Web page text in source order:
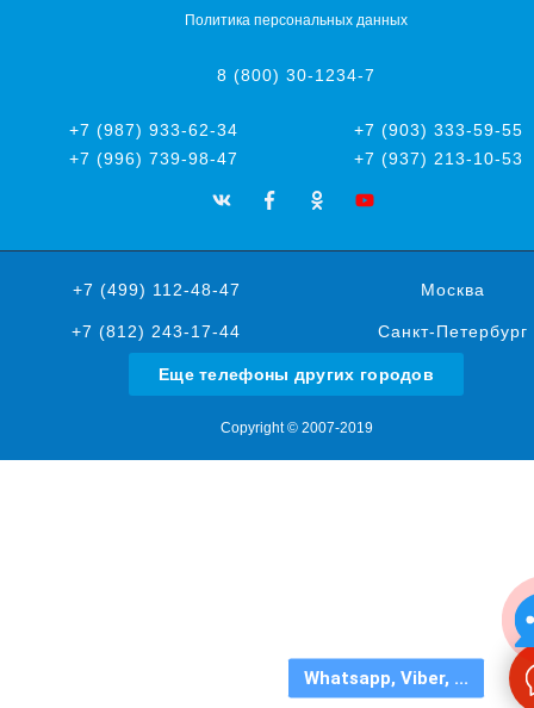
Whatsapp, Viber, ...
Политика персональных данных
8 (800) 30-1234-7
+7 (987) 933-62-34
+7 (903) 333-59-55
+7 (996) 739-98-47
+7 (937) 213-10-53
+7 (499) 112-48-47 Москва
+7 (812) 243-17-44 Санкт-Петербург
Еще телефоны других городов
Copyright © 2007-2019